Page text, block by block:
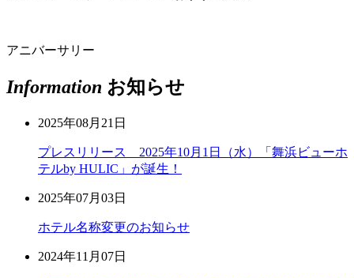
アニバーサリー
Information お知らせ
2025年08月21日
プレスリリース 2025年10月1日（水）「舞浜ビューホ
テルby HULIC」が誕生！
2025年07月03日
ホテル名称変更のお知らせ
2024年11月07日